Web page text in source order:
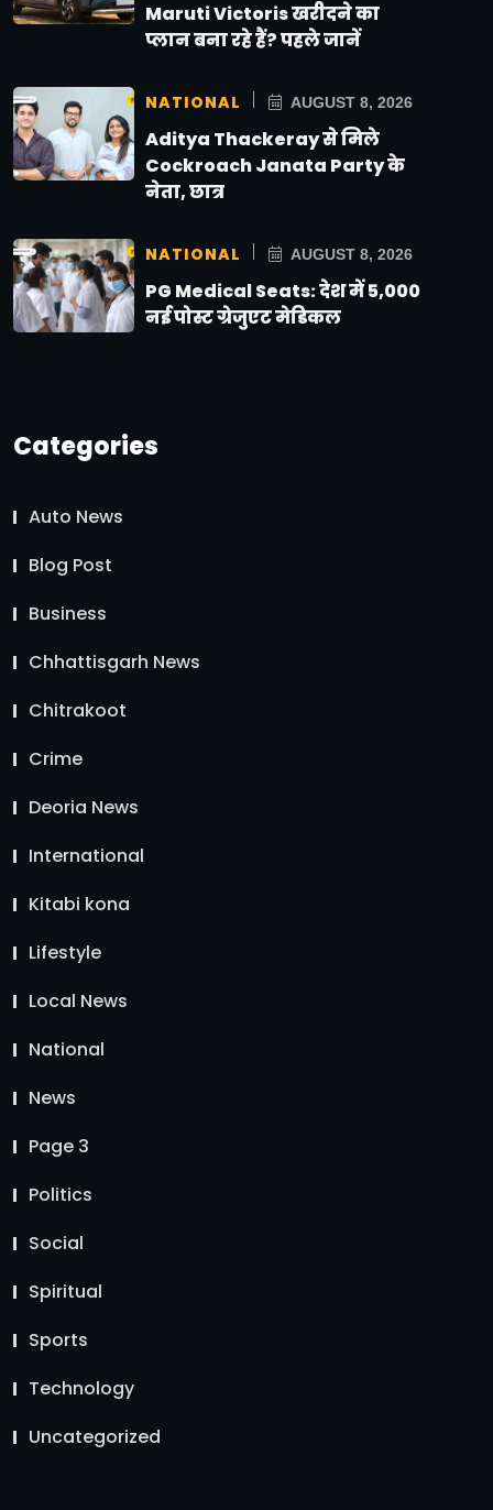
Maruti Victoris खरीदने का
प्लान बना रहे हैं? पहले जानें
NATIONAL AUGUST 8, 2026
Aditya Thackeray से मिले
Cockroach Janata Party के
नेता, छात्र
NATIONAL AUGUST 8, 2026
PG Medical Seats: देश में 5,000
नई पोस्ट ग्रेजुएट मेडिकल
Categories
Auto News
Blog Post
Business
Chhattisgarh News
Chitrakoot
Crime
Deoria News
International
Kitabi kona
Lifestyle
Local News
National
News
Page 3
Politics
Social
Spiritual
Sports
Technology
Uncategorized